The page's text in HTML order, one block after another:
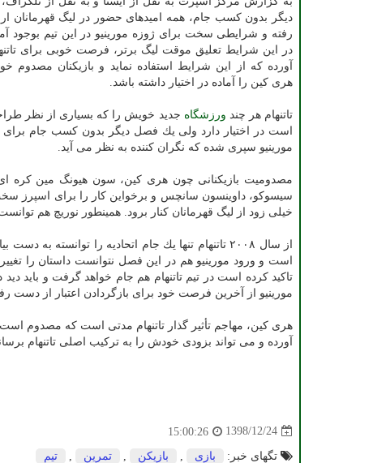
دیگر بدون كسب جام، همه امیدهای حضور در لیگ قهرمانان
رفته و شرایطی سخت برای ژوزه مورینیو در این تیم بوجود
در این شرایط تعلیق موقت لیگ برتر، فرصت خوبی برای
آورده كه از این شرایط استفاده نماید و بازیكنان مصدوم
هری كین را آماده در اختیار داشته باشد.
تاتنهام هر چند ورزشگاه جدید خویش را كه بسیاری از نظر
است در اختیار دارد ولی یك فصل دیگر بدون كسب جام برای
مورینیو سپری شده كه نگران كننده به نظر می آید.
مصدومیت بازیكنانی چون هری كین، سون هیونگ مین كره
سیسوكو، داوینسون سانچس و برخواین كار را برای اسپرز
خیلی زود از لیگ قهرمانان كنار برود. همینطور نوریچ هم
از سال ۲۰۰۸ تاتنهام تنها یك جام اتحادیه را توانسته به دست بیاورد و در كسب قهرمانی در جام حذفی، لیگ برتر و
است و ورود مورینیو هم در این فصل نتوانست داستان را
تاكید كرده است در تیم تاتنهام هم جام خواهد گرفت و باید
مورینیو از آخرین فرصت خود برای بازگردادن اعتبار از دست
هری كین، مهاجم تأثیر گذار تاتنهام مدتی است كه مصدوم
آورده و می تواند بزودی خودش را به تركیب اصلی تاتنهام
1398/12/24
15:00:26
تگهای خبر: بازی بازیكن تمرین تیم